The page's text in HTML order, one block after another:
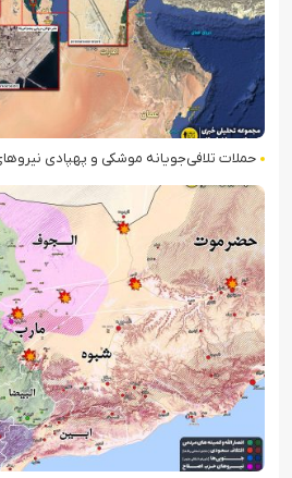
حملات تلافی‌جویانه موشکی و پهپادی نیروهای مسلح